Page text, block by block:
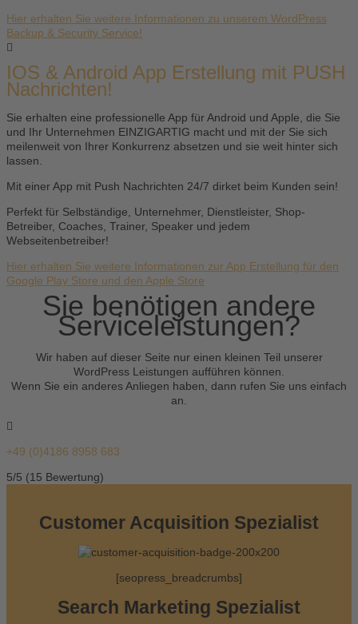
Hier erhalten Sie weitere Informationen zu unserem WordPress
Backup & Security Service!
IOS & Android App Erstellung mit PUSH
Nachrichten!
Sie erhalten eine professionelle App für Android und Apple, die Sie
und Ihr Unternehmen EINZIGARTIG macht und mit der Sie sich
meilenweit von Ihrer Konkurrenz absetzen und sie weit hinter sich
lassen.
Mit einer App mit Push Nachrichten 24/7 dirket beim Kunden sein!
Perfekt für Selbständige, Unternehmer, Dienstleister, Shop-
Betreiber, Coaches, Trainer, Speaker und jedem
Webseitenbetreiber!
Hier erhalten Sie weitere Informationen zur App Erstellung für den
Google Play Store und den Apple Store
Sie benötigen andere
Serviceleistungen?
Wir haben auf dieser Seite nur einen kleinen Teil unserer
WordPress Leistungen aufführen können.
Wenn Sie ein anderes Anliegen haben, dann rufen Sie uns einfach
an.
+49 (0)4186 8958 683
5/5 (15 Bewertung)
Customer Acquisition Spezialist
[seopress_breadcrumbs]
Search Marketing Spezialist